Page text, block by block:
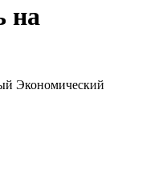
на
Экономический